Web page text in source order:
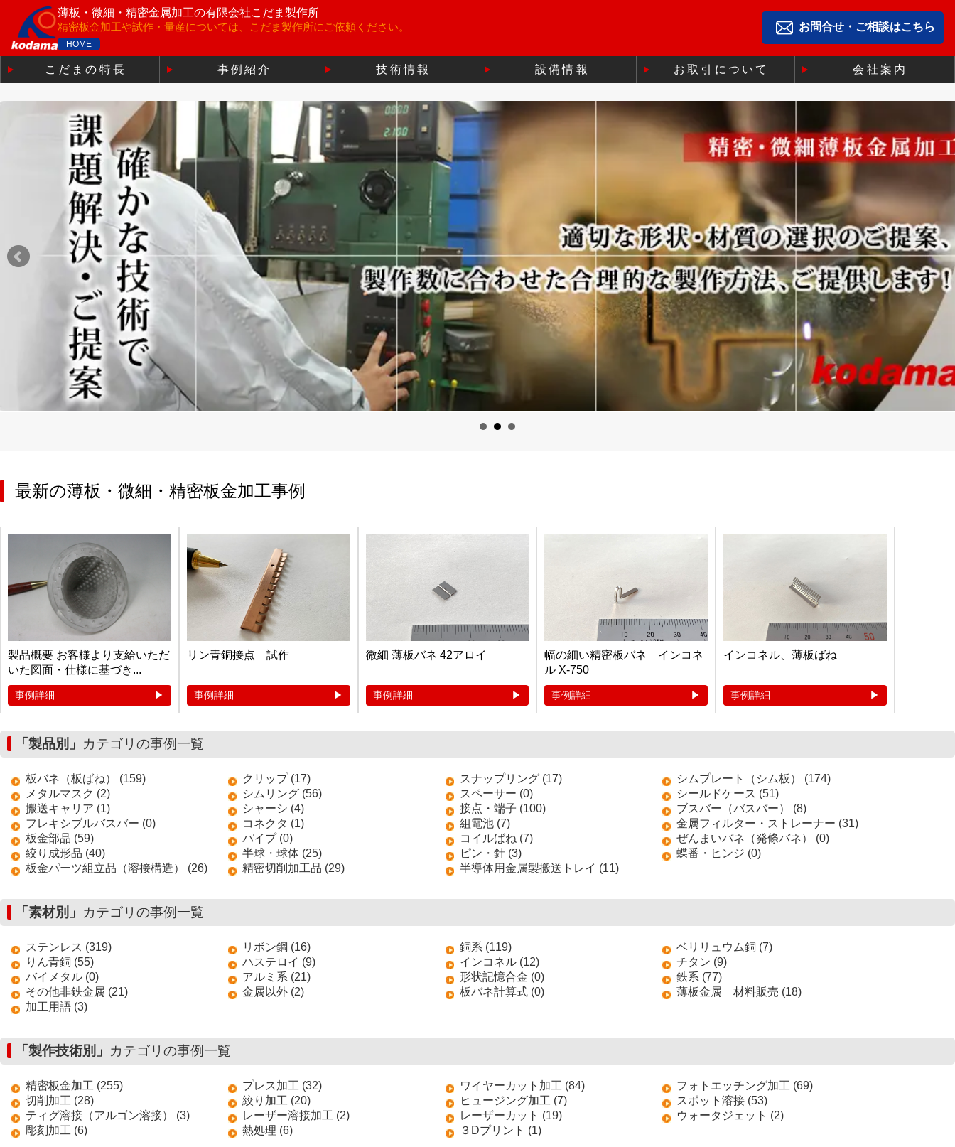
薄板・微細・精密金属加工の有限会社こだま製作所
精密板金加工や試作・量産については、こだま製作所にご依頼ください。
HOME
お問合せ・ご相談はこちら
こだまの特長 事例紹介 技術情報 設備情報 お取引について 会社案内
最新の薄板・微細・精密板金加工事例
製品概要 お客様より支給いただ
いた図面・仕様に基づき...
事例詳細
リン青銅接点 試作
事例詳細
微細 薄板バネ 42アロイ
事例詳細
幅の細い精密板バネ インコネ
ル X-750
事例詳細
インコネル、薄板ばね
事例詳細
「製品別」 カテゴリの事例一覧
板バネ（板ばね） (159) クリップ (17) スナップリング (17)
シムプレート（シム板） (174)
メタルマスク (2)
シムリング (56) スペーサー (0)
シールドケース (51)
搬送キャリア (1)
シャーシ (4) 接点・端子 (100)
ブスバー（バスバー） (8)
フレキシブルバスバー (0)
コネクタ (1) 組電池 (7)
金属フィルター・ストレーナー (31)
板金部品 (59)
パイプ (0) コイルばね (7)
ぜんまいバネ（発條バネ） (0)
絞り成形品 (40)
半球・球体 (25) ピン・針 (3)
蝶番・ヒンジ (0)
板金パーツ組立品（溶接構造） (26)
精密切削加工品 (29) 半導体用金属製搬送トレイ (11)
「素材別」 カテゴリの事例一覧
ステンレス (319) リボン鋼 (16) 銅系 (119)
ベリリュウム銅 (7)
りん青銅 (55)
ハステロイ (9) インコネル (12)
チタン (9)
バイメタル (0)
アルミ系 (21) 形状記憶合金 (0)
鉄系 (77)
その他非鉄金属 (21)
金属以外 (2) 板バネ計算式 (0)
薄板金属 材料販売 (18)
加工用語 (3)
「製作技術別」 カテゴリの事例一覧
精密板金加工 (255) プレス加工 (32) ワイヤーカット加工 (84)
フォトエッチング加工 (69)
切削加工 (28)
絞り加工 (20) ヒュージング加工 (7)
スポット溶接 (53)
ティグ溶接（アルゴン溶接） (3)
レーザー溶接加工 (2) レーザーカット (19)
ウォータジェット (2)
彫刻加工 (6)
熱処理 (6) ３Dプリント (1)